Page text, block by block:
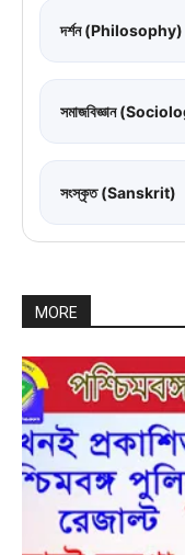
দর্শন (Philosophy)
সমাজবিজ্ঞান
সংস্কৃত (Sanskrit)
MORE